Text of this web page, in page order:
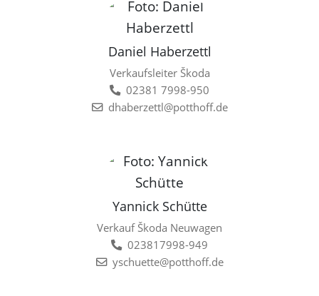
Daniel Haberzettl
Verkaufsleiter Škoda
02381 7998-950
dhaberzettl@potthoff.de
Yannick Schütte
Verkauf Škoda Neuwagen
023817998-949
yschuette@potthoff.de